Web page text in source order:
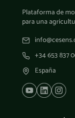
Plataforma de
para una
+34 653 837
España